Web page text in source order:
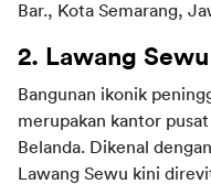
Bar., Kota Semarang,
2. Lawang Sewu
Bangunan ikonik
merupakan kantor
Belanda. Dikenal
Lawang Sewu kini